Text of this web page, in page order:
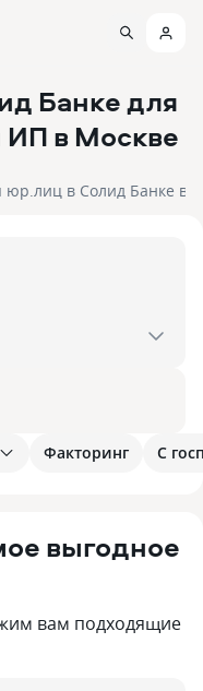
Банке для
ИП в Москве
в Солид Банке в
Факторинг С
выгодное
вам подходящие